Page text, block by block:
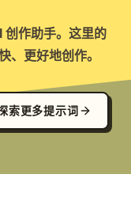
作助手。这里的
、更好地创作。
索更多提示词